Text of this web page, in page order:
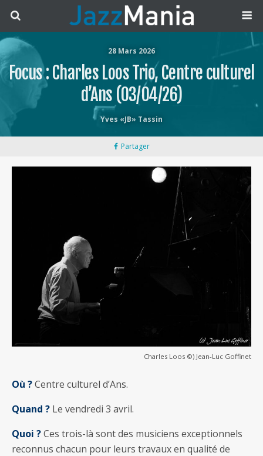
28 Mars 2026
Focus : Charles Loos Trio, Centre culturel
d’Ans (03/04/26)
Yves «JB» Tassin
Partager
Charles Loos ©) Jean-Luc Goffinet
Où ?Centre culturel d’Ans.
Quand ? Le vendredi 3 avril.
Quoi ?Ces trois-là sont des musiciens exceptionnels
reconnus chacun pour leurs travaux en qualité de